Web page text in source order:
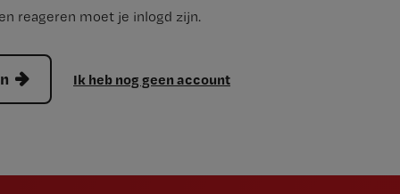
reageren moet je inlogd zijn.
Ik heb nog geen account